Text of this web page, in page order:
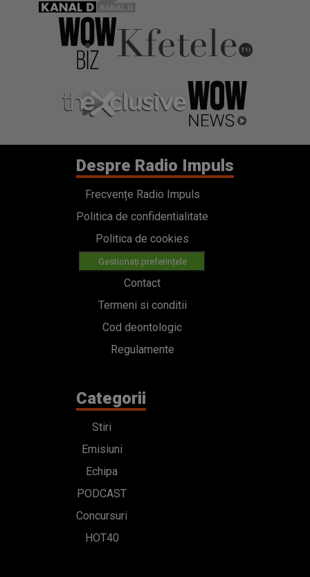
Despre Radio Impuls
Frecvențe Radio Impuls
Politica de confidentialitate
Politica de cookies
Gestionați preferințele
Contact
Termeni si conditii
Cod deontologic
Regulamente
Categorii
Stiri
Emisiuni
Echipa
PODCAST
Concursuri
HOT40